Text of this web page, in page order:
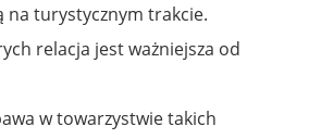
na turystycznym trakcie.
relacja jest ważniejsza od
w towarzystwie takich